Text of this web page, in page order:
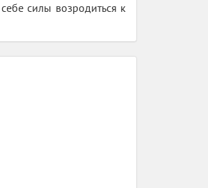
силы возродиться к